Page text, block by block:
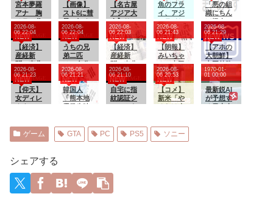
宮本夢羅
アナ 胸
チラ、谷
間チ
ラ！！
【画像】
スト6に彗
星の如く
現れたフ
ィリピン
人キャラ
がエッチ
過ぎて始
まる！
【名古屋
アジア大
会】サッ
カーU-23
韓国代
表、2歳若
い日本に
敗北すれ
ば“歴史的
屈辱” 韓
国紙が警
告「負け
魚のフラ
イ、アジ
フライし
か存在し
な
い・・・
「悪の組
織にちん
ぽ怪人に
改造され
たやる夫
のお
話」 そ
の４
【経済】
産経新
聞、東北
での発行
を休止
へ 11月
末、コス
NEW
2026-08-
06 22:04
うちの兄
弟二匹
は、自分
からベッ
ドに入っ
てくる 出
来るだけ
うとして
るようで
【再】
NEW
2026-08-
06 22:04
【経済】
産経新
聞、東北
での発行
を休止
へ 11月
末、コス
NEW
2026-08-
06 22:03
【朗報】
みいちゃ
んと山田
さん、ハ
ッピーエ
ンド確定
最後はマ
・・・・
・・
NEW
2026-08-
06 21:43
【アホの
大朝鮮】
中国外務
省、広島
原爆投下
に関して
「同情を
NEW
2026-08-
06 21:29
【仰天】
女ディレ
当500個ド
タキャン
ールない
から無罪
でーす
w」→常
連の俺が
NEW
2026-08-
06 21:23
韓国人
「熊本地
然の大揺
れが凄ま
NEW
2026-08-
06 21:21
自宅に指
紋認証シ
「今家の
中に誰か
知でアラ
りまくる
NEW
2026-08-
06 21:10
【コメ】
新米「や
去年の半
分ほどま
NEW
2026-08-
06 20:53
最新鋭AI
が予想す
1970-01-
01 00:00
ゲーム GTA PC PS5 ソニー
シェアする